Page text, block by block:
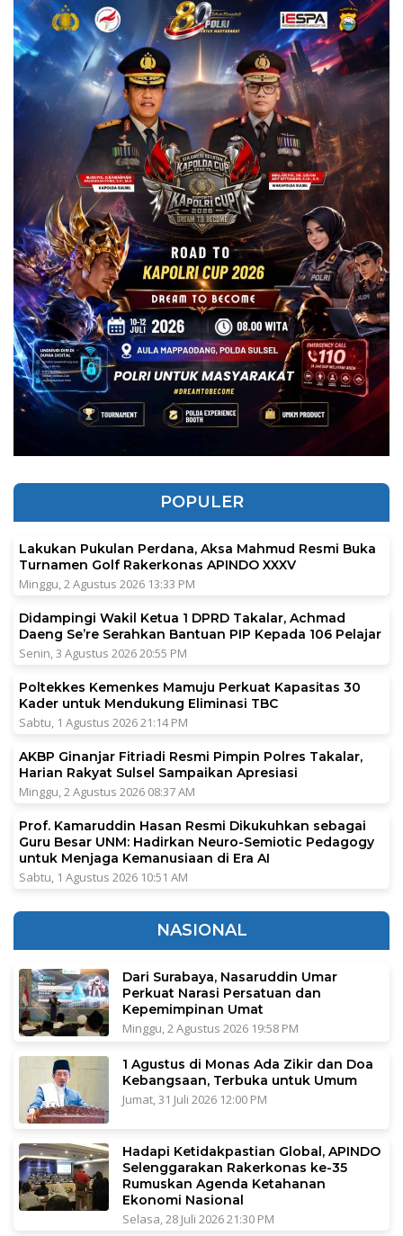
POPULER
Lakukan Pukulan Perdana, Aksa Mahmud Resmi Buka
Turnamen Golf Rakerkonas APINDO XXXV
Minggu, 2 Agustus 2026 13:33 PM
Didampingi Wakil Ketua 1 DPRD Takalar, Achmad
Daeng Se’re Serahkan Bantuan PIP Kepada 106 Pelajar
Senin, 3 Agustus 2026 20:55 PM
Poltekkes Kemenkes Mamuju Perkuat Kapasitas 30
Kader untuk Mendukung Eliminasi TBC
Sabtu, 1 Agustus 2026 21:14 PM
AKBP Ginanjar Fitriadi Resmi Pimpin Polres Takalar,
Harian Rakyat Sulsel Sampaikan Apresiasi
Minggu, 2 Agustus 2026 08:37 AM
Prof. Kamaruddin Hasan Resmi Dikukuhkan sebagai
Guru Besar UNM: Hadirkan Neuro-Semiotic Pedagogy
untuk Menjaga Kemanusiaan di Era AI
Sabtu, 1 Agustus 2026 10:51 AM
NASIONAL
Dari Surabaya, Nasaruddin Umar
Perkuat Narasi Persatuan dan
Kepemimpinan Umat
Minggu, 2 Agustus 2026 19:58 PM
1 Agustus di Monas Ada Zikir dan Doa
Kebangsaan, Terbuka untuk Umum
Jumat, 31 Juli 2026 12:00 PM
Hadapi Ketidakpastian Global, APINDO
Selenggarakan Rakerkonas ke-35
Rumuskan Agenda Ketahanan
Ekonomi Nasional
Selasa, 28 Juli 2026 21:30 PM